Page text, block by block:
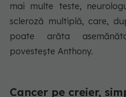
mai multe teste,
scleroză multiplă, care,
poate arăta
povestește Anthony.
Cancer pe creier,